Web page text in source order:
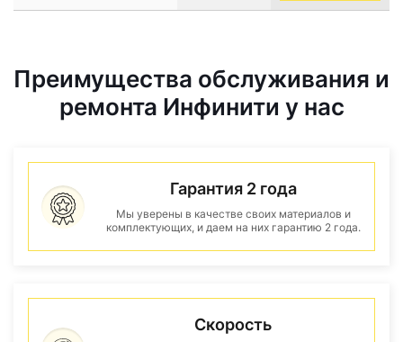
Преимущества обслуживания и
ремонта Инфинити у нас
Гарантия 2 года
Мы уверены в качестве своих материалов и
комплектующих, и даем на них гарантию 2 года.
Скорость